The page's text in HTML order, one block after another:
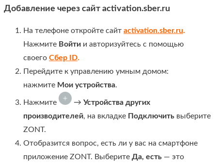
Добавление через сайт activation.sber.ru
На телефоне откройте сайт activation.sber.ru.
Нажмите Войти и авторизуйтесь с помощью
своего Сбер ID.
Перейдите к управлению умным домом:
нажмите Мои устройства.
Нажмите → Устройства других
производителей, на вкладке Подключить выберите
ZONT.
Отобразится вопрос, есть ли у вас на смартфоне
приложение ZONT. Выберите Да, есть — это